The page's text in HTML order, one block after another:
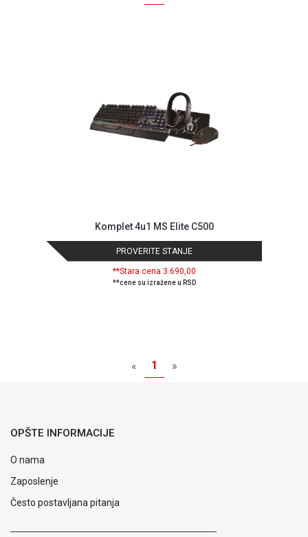
FOTOAPARATI
ADAPTERI
KANCELARIJSKI
MATERIJAL
SVE
KUĆU
Komplet 4u1 MS Elite C500
PROVERITE STANJE
**Stara cena 3.690,00
**cene su izražene u RSD
« 1 »
OPŠTE INFORMACIJE
O nama
Zaposlenje
Često postavljana pitanja